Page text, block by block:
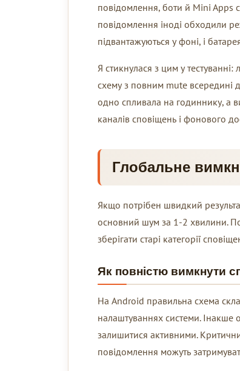
повідомлення, боти й Mini Apps
повідомлення іноді обходили
підвантажуються у фоні, і
Я стикнулася з цим у
схему з повним mute всередині
одно спливала на годиннику, а
каналів сповіщень і фонового
Глобальне
Якщо потрібен швидкий
основний шум за 1-2 хвилини.
зберігати старі категорії
Як повністю вимкнути
На Android правильна схема
налаштуваннях системи. Інакше
залишитися активними.
повідомлення можуть